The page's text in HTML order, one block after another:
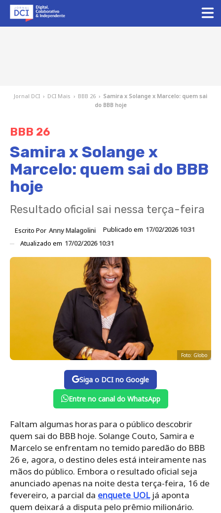
Jornal DCI › DCI Mais › BBB 26 › Samira x Solange x Marcelo: quem sai
do BBB hoje
BBB 26
Samira x Solange x
Marcelo: quem sai do BBB
hoje
Resultado oficial sai nessa terça-feira
Escrito Por Anny Malagolini Publicado em 17/02/2026 10:31
Atualizado em 17/02/2026 10:31
Foto: Globo
Siga o DCI no Google
Entre no canal do WhatsApp
Faltam algumas horas para o público descobrir
quem sai do BBB hoje. Solange Couto, Samira e
Marcelo se enfrentam no temido paredão do BBB
26 e, agora, o destino deles está inteiramente nas
mãos do público. Embora o resultado oficial seja
anunciado apenas na noite desta terça-feira, 16 de
fevereiro, a parcial da enquete UOLjá aponta
quem deixará a disputa pelo prêmio milionário.